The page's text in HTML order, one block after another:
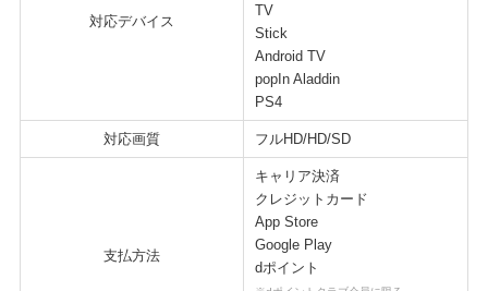
対応デバイス
TV
Stick
Android TV
popIn Aladdin
PS4
対応画質 フルHD/HD/SD
支払方法
キャリア決済
クレジットカード
App Store
Google Play
dポイント